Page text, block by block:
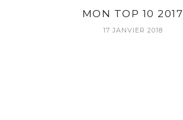
MON TOP 10 2017
17 JANVIER 2018